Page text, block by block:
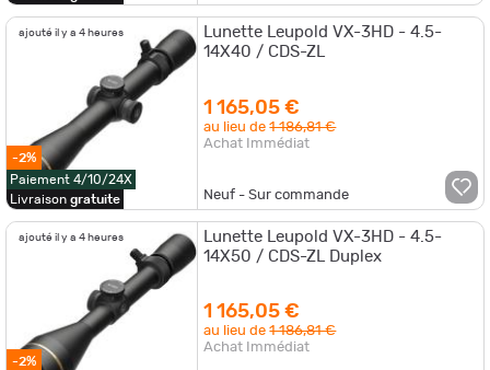
ajouté il y a 4 heures
-2%
Paiement 4/10/24X
Livraison gratuite
Lunette Leupold VX-3HD - 4.5-
14X40 / CDS-ZL
1 165,05 €
au lieu de1 186,81 €
Achat Immédiat
Neuf - Sur commande
ajouté il y a 4 heures
-2%
Lunette Leupold VX-3HD - 4.5-
14X50 / CDS-ZL Duplex
1 165,05 €
au lieu de1 186,81 €
Achat Immédiat